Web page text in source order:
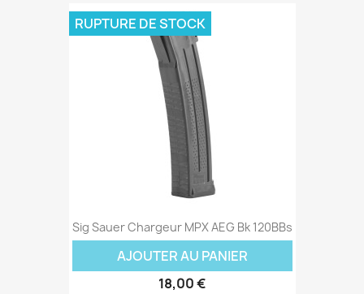
Sig Sauer Chargeur MPX AEG Bk 120BBs
AJOUTER AU PANIER
18,00 €
RUPTURE DE STOCK